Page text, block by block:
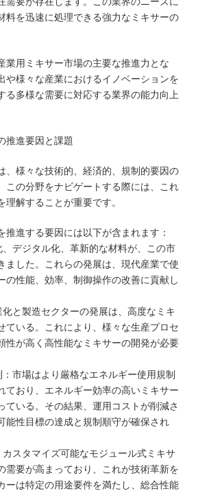
料を迅速に処理できる強力なミキサーの
業用ミキサー市場の主要な推進力とな
や様々な産業におけるイノベーションを
る多様な需要に対応する業界の能力向上
推進要因と課題
、様々な技術的、経済的、規制的要因の
この分野をナビゲートする際には、これ
理解することが重要です。
推進する要因には以下が含まれます：
、デジタル化、革新的な材料が、この市
ました。これらの発展は、現代産業で使
の性能、効率、制御操作の改善に貢献し
と製造セクターの発展は、高度なミキ
ている。これにより、様々な生産プロセ
性が高く高性能なミキサーの開発が必要
市場はより厳格なエネルギー使用規制
ており、エネルギー効率の高いミキサー
ている。その結果、運用コストが削減さ
能性目標の達成と規制順守が確保され
カスタマイズ可能なモジュール式ミキサ
需要が高まっており、これが技術革新を
ーは特定の用途要件を満たし、総合性能